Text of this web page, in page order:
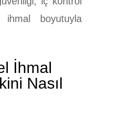
boyutuyla
İhmal
Nasıl